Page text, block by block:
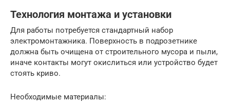
Технология монтажа и установки
Для работы потребуется стандартный набор
электромонтажника. Поверхность в подрозетнике
должна быть очищена от строительного мусора и пыли,
иначе контакты могут окислиться или устройство будет
стоять криво.
Необходимые материалы: